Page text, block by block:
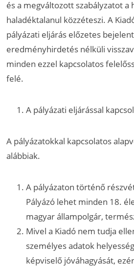
és a megváltozott szabályzatot a
haladéktalanul közzéteszi. A
pályázati eljárás előzetes
eredményhirdetés nélküli
minden ezzel kapcsolatos
felé.
A pályázati eljárással
A pályázatokkal kapcsolatos
alábbiak.
A pályázaton történő
Pályázó lehet minden 18.
magyar állampolgár,
Mivel a Kiadó nem tudja
személyes adatok
képviselő jóváhagyását,